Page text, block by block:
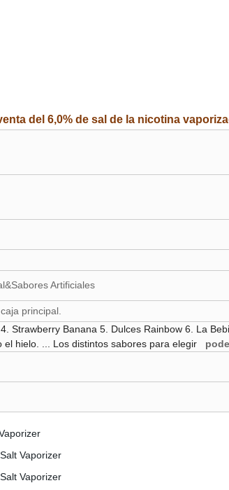
del 6,0% de sal de la nicotina
Artificiales
principal.
Strawberry Banana 5. Dulces Rainbow 6. La
hielo. ... Los distintos sabores para elegir